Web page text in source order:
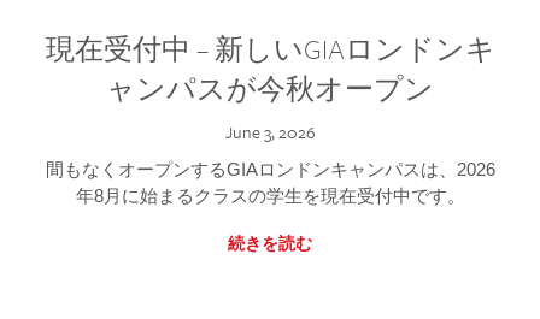
現在受付中 – 新しいGIAロンドンキ
ャンパスが今秋オープン
June 3, 2026
間もなくオープンするGIAロンドンキャンパスは、2026
年8月に始まるクラスの学生を現在受付中です。
続きを読む